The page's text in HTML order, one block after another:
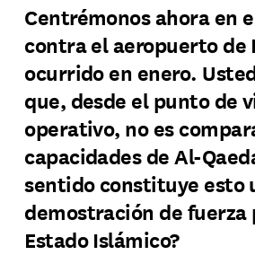
Centrémonos ahora en
contra el aeropuerto de
ocurrido en enero.
que, desde el punto de
operativo, no es
capacidades de Al-
sentido constituye esto
demostración de
Estado Islámico?